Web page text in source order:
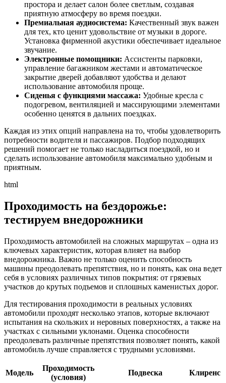
простора и делает салон более светлым, создавая
приятную атмосферу во время поездки.
Премиальная аудиосистема: Качественный звук важен
для тех, кто ценит удовольствие от музыки в дороге.
Установка фирменной акустики обеспечивает идеальное
звучание.
Электронные помощники: Ассистенты парковки,
управление багажником жестами и автоматическое
закрытие дверей добавляют удобства и делают
использование автомобиля проще.
Сиденья с функциями массажа: Удобные кресла с
подогревом, вентиляцией и массирующими элементами
особенно ценятся в дальних поездках.
Каждая из этих опций направлена на то, чтобы удовлетворить
потребности водителя и пассажиров. Подбор подходящих
решений помогает не только насладиться поездкой, но и
сделать использование автомобиля максимально удобным и
приятным.
html
Проходимость на бездорожье:
тестируем внедорожники
Проходимость автомобилей на сложных маршрутах – одна из
ключевых характеристик, которая влияет на выбор
внедорожника. Важно не только оценить способность
машины преодолевать препятствия, но и понять, как она ведет
себя в условиях различных типов покрытия: от грязевых
участков до крутых подъемов и сплошных каменистых дорог.
Для тестирования проходимости в реальных условиях
автомобили проходят несколько этапов, которые включают
испытания на скользких и неровных поверхностях, а также на
участках с сильными уклонами. Оценка способности
преодолевать различные препятствия позволяет понять, какой
автомобиль лучше справляется с трудными условиями.
Модель
Проходимость
(условия)
Подвеска
Клиренс